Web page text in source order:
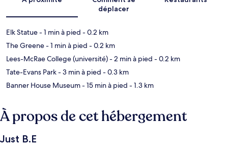
déplacer
Elk Statue- 1 min à pied - 0.2 km
The Greene- 1 min à pied - 0.2 km
Lees-McRae College (université)- 2 min à pied - 0.2 km
Tate-Evans Park- 3 min à pied - 0.3 km
Banner House Museum- 15 min à pied - 1.3 km
À propos de cet hébergement
Just B.E